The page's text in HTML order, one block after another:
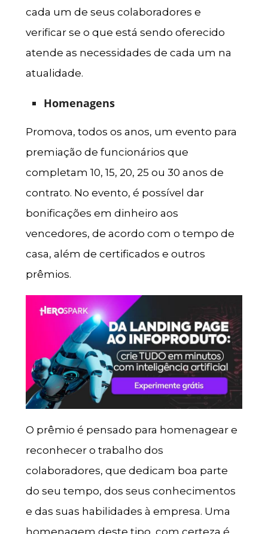
cada um de seus colaboradores e
verificar se o que está sendo oferecido
atende as necessidades de cada um na
atualidade.
Homenagens
Promova, todos os anos, um evento para
premiação de funcionários que
completam 10, 15, 20, 25 ou 30 anos de
contrato. No evento, é possível dar
bonificações em dinheiro aos
vencedores, de acordo com o tempo de
casa, além de certificados e outros
prêmios.
O prêmio é pensado para homenagear e
reconhecer o trabalho dos
colaboradores, que dedicam boa parte
do seu tempo, dos seus conhecimentos
e das suas habilidades à empresa. Uma
homenagem deste tipo, com certeza é